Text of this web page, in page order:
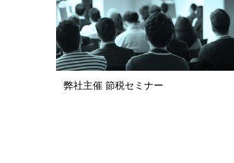
弊社主催 節税セミナー